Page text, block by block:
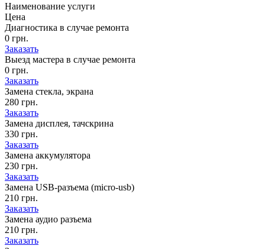
Наименование услуги
Цена
Диагностика в случае ремонта
0 грн.
Заказать
Выезд мастера в случае ремонта
0 грн.
Заказать
Замена стекла, экрана
280 грн.
Заказать
Замена дисплея, тачскрина
330 грн.
Заказать
Замена аккумулятора
230 грн.
Заказать
Замена USB-разъема (micro-usb)
210 грн.
Заказать
Замена аудио разъема
210 грн.
Заказать